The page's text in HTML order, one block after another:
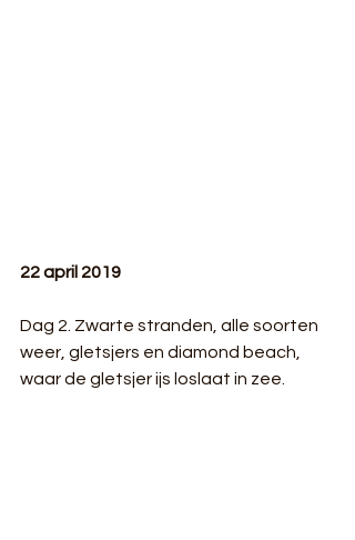
22 april 2019
Dag 2. Zwarte stranden, alle soorten
weer, gletsjers en diamond beach,
waar de gletsjer ijs loslaat in zee.